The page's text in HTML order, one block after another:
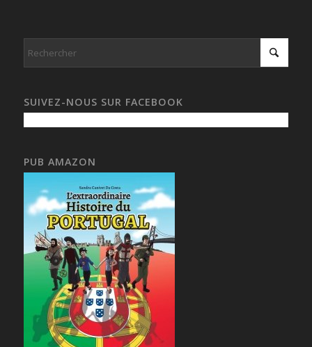
SUIVEZ-NOUS SUR FACEBOOK
PUB AMAZON